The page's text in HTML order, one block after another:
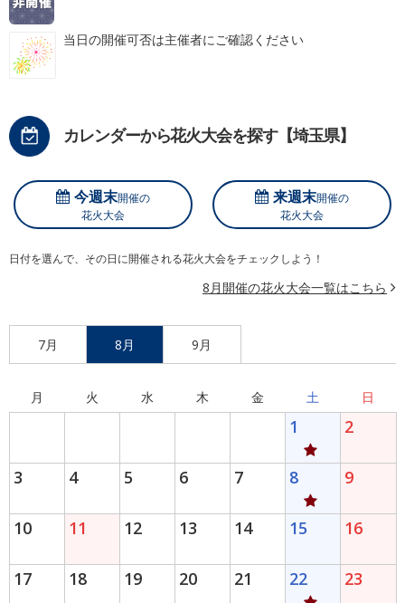
当日の開催可否は主催者にご確認ください
カレンダーから花火大会を探す【埼玉県】
今週末開催の
花火大会
来週末開催の
花火大会
日付を選んで、その日に開催される花火大会をチェックしよう！
8月開催の花火大会一覧はこちら
7月 8月 9月
月 火 水 木 金 土 日
1 2
3 4 5 6 7 8 9
10 11 12 13 14 15 16
17 18 19 20 21 22 23